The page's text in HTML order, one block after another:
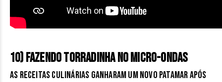
10) Fazendo torradinha no micro-ondas
As receitas culinárias ganharam um novo patamar após